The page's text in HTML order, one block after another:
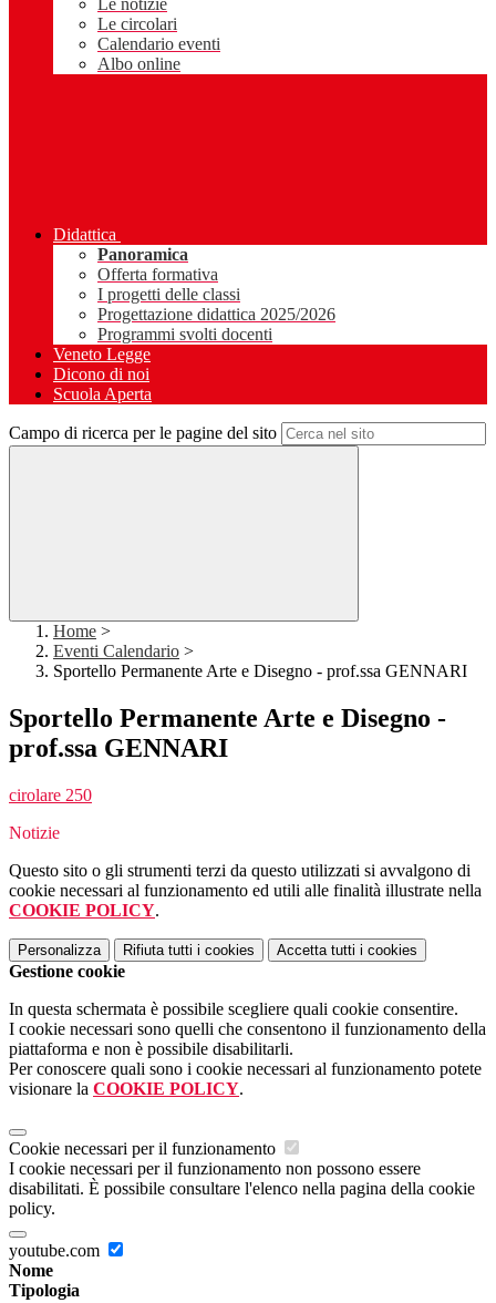
Le notizie
Le circolari
Calendario eventi
Albo online
Didattica
Panoramica
Offerta formativa
I progetti delle classi
Progettazione didattica 2025/2026
Programmi svolti docenti
Veneto Legge
Dicono di noi
Scuola Aperta
Campo di ricerca per le pagine del sito
Home >
Eventi Calendario >
Sportello Permanente Arte e Disegno - prof.ssa GENNARI
Sportello Permanente Arte e Disegno -
prof.ssa GENNARI
cirolare 250
Notizie
Questo sito o gli strumenti terzi da questo utilizzati si avvalgono di
cookie necessari al funzionamento ed utili alle finalità illustrate nella
COOKIE POLICY.
Personalizza Rifiuta tutti i cookies Accetta tutti i cookies
Gestione cookie
In questa schermata è possibile scegliere quali cookie consentire.
I cookie necessari sono quelli che consentono il funzionamento della
piattaforma e non è possibile disabilitarli.
Per conoscere quali sono i cookie necessari al funzionamento potete
visionare la COOKIE POLICY.
Cookie necessari per il funzionamento
I cookie necessari per il funzionamento non possono essere
disabilitati. È possibile consultare l'elenco nella pagina della cookie
policy.
youtube.com
Nome
Tipologia